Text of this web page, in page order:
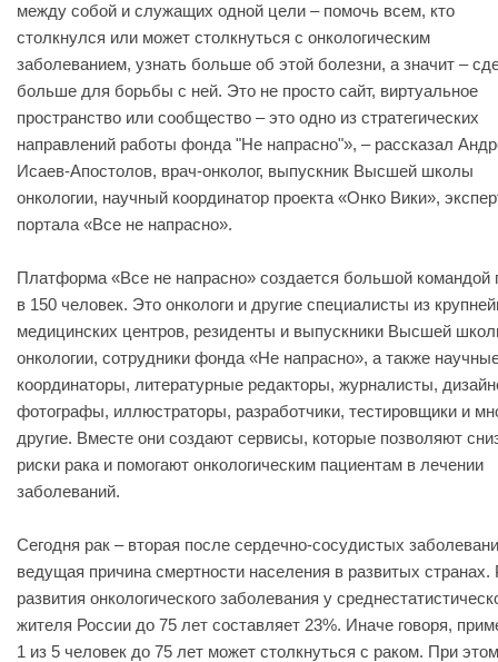
между собой и служащих одной цели – помочь всем, кто
столкнулся или может столкнуться с онкологическим
заболеванием, узнать больше об этой болезни, а значит –
больше для борьбы с ней. Это не просто сайт, виртуальное
пространство или сообщество – это одно из стратегических
направлений работы фонда "Не напрасно"», – рассказал
Исаев-Апостолов, врач-онколог, выпускник Высшей школы
онкологии, научный координатор проекта «Онко Вики»,
портала «Все не напрасно».
Платформа «Все не напрасно» создается большой командой
в 150 человек. Это онкологи и другие специалисты из
медицинских центров, резиденты и выпускники Высшей
онкологии, сотрудники фонда «Не напрасно», а также
координаторы, литературные редакторы, журналисты,
фотографы, иллюстраторы, разработчики, тестировщики и
другие. Вместе они создают сервисы, которые позволяют
риски рака и помогают онкологическим пациентам в лечении
заболеваний.
Сегодня рак – вторая после сердечно-сосудистых
ведущая причина смертности населения в развитых странах.
развития онкологического заболевания у
жителя России до 75 лет составляет 23%. Иначе говоря,
1 из 5 человек до 75 лет может столкнуться с раком. При этом